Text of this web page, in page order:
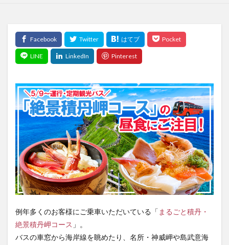
例年多くのお客様にご乗車いただいている「 まるごと積丹・
絶景積丹岬コース 」。
バスの車窓から海岸線を眺めたり、名所・神威岬や島武意海